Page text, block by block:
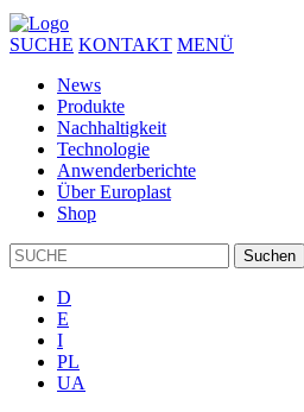
SUCHE KONTAKT MENÜ
News
Produkte
Nachhaltigkeit
Technologie
Anwenderberichte
Über Europlast
Shop
D
E
I
PL
UA